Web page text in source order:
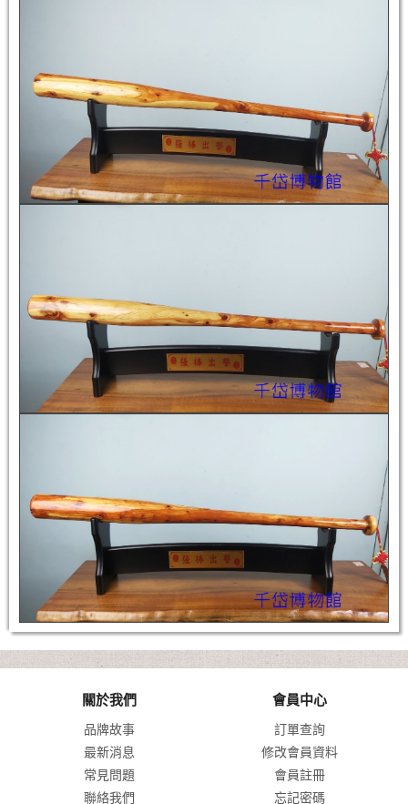
關於我們
品牌故事
最新消息
常見問題
聯絡我們
會員中心
訂單查詢
修改會員資料
會員註冊
忘記密碼